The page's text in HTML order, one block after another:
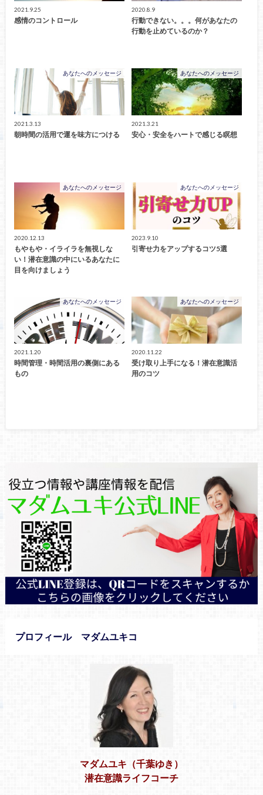
2021.9.25
感情のコントロール
2020.8.9
行動できない。。。何があなたの
行動を止めているのか？
あなたへのメッセージ
2021.3.13
朝時間の活用で運を味方につける
あなたへのメッセージ
2021.3.21
安心・安全をハートで感じる瞑想
あなたへのメッセージ
2020.12.13
もやもや・イライラを無視しな
い！潜在意識の中にいるあなたに
目を向けましょう
あなたへのメッセージ
2023.9.10
引寄せ力をアップするコツ5選
あなたへのメッセージ
2021.1.20
時間管理・時間活用の裏側にある
もの
あなたへのメッセージ
2020.11.22
受け取り上手になる！潜在意識活
用のコツ
プロフィール マダムユキコ
マダムユキ（千葉ゆき）
潜在意識ライフコーチ